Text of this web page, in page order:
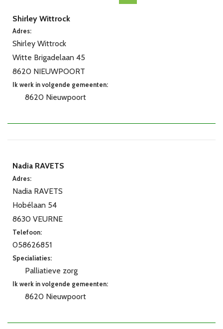
Shirley Wittrock
Adres:
Shirley Wittrock
Witte Brigadelaan 45
8620 NIEUWPOORT
Ik werk in volgende gemeenten:
8620 Nieuwpoort
Nadia RAVETS
Adres:
Nadia RAVETS
Hobélaan 54
8630 VEURNE
Telefoon:
058626851
Specialiaties:
Palliatieve zorg
Ik werk in volgende gemeenten:
8620 Nieuwpoort